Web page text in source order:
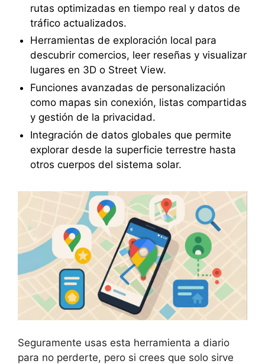
rutas optimizadas en tiempo real y datos de
tráfico actualizados.
Herramientas de exploración local para
descubrir comercios, leer reseñas y visualizar
lugares en 3D o Street View.
Funciones avanzadas de personalización
como mapas sin conexión, listas compartidas
y gestión de la privacidad.
Integración de datos globales que permite
explorar desde la superficie terrestre hasta
otros cuerpos del sistema solar.
Seguramente usas esta herramienta a diario
para no perderte, pero si crees que solo sirve